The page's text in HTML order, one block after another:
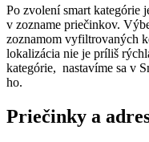
Po zvolení smart kategórie
v zozname priečinkov.
zoznamom vyfiltrovaných
lokalizácia nie je príliš
kategórie, nastavíme sa v
ho.
Priečinky a